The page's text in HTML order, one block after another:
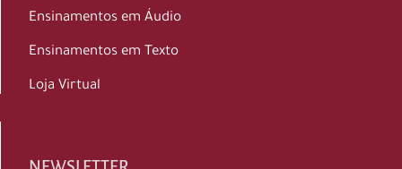
Ensinamentos em Áudio
Ensinamentos em Texto
Loja Virtual